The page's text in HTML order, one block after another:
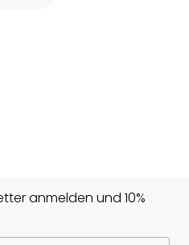
anmelden und 10%